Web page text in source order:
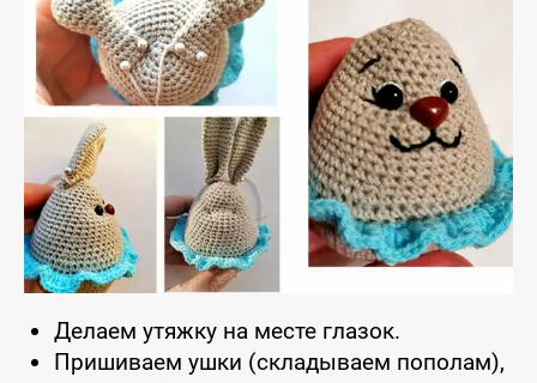
Делаем утяжку на месте глазок.
Пришиваем ушки (складываем пополам),